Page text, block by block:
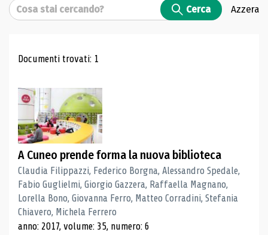
Cerca Cerca Azzera
Risultati di ricerca
Documenti trovati: 1
A Cuneo prende forma la nuova biblioteca
Claudia Filippazzi, Federico Borgna, Alessandro Spedale,
Fabio Guglielmi, Giorgio Gazzera, Raffaella Magnano,
Lorella Bono, Giovanna Ferro, Matteo Corradini, Stefania
Chiavero, Michela Ferrero
anno: 2017, volume: 35, numero: 6